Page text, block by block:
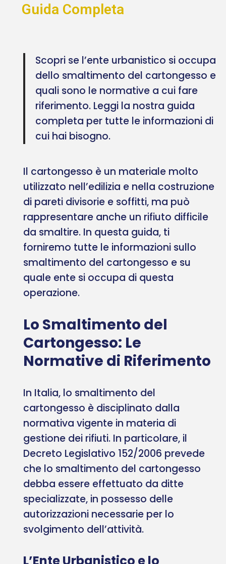
Guida Completa
Scopri se l’ente urbanistico si occupa
dello smaltimento del cartongesso e
quali sono le normative a cui fare
riferimento. Leggi la nostra guida
completa per tutte le informazioni di
cui hai bisogno.
Il cartongesso è un materiale molto
utilizzato nell’edilizia e nella costruzione
di pareti divisorie e soffitti, ma può
rappresentare anche un rifiuto difficile
da smaltire. In questa guida, ti
forniremo tutte le informazioni sullo
smaltimento del cartongesso e su
quale ente si occupa di questa
operazione.
Lo Smaltimento del
Cartongesso: Le
Normative di Riferimento
In Italia, lo smaltimento del
cartongesso è disciplinato dalla
normativa vigente in materia di
gestione dei rifiuti. In particolare, il
Decreto Legislativo 152/2006 prevede
che lo smaltimento del cartongesso
debba essere effettuato da ditte
specializzate, in possesso delle
autorizzazioni necessarie per lo
svolgimento dell’attività.
L’Ente Urbanistico e lo